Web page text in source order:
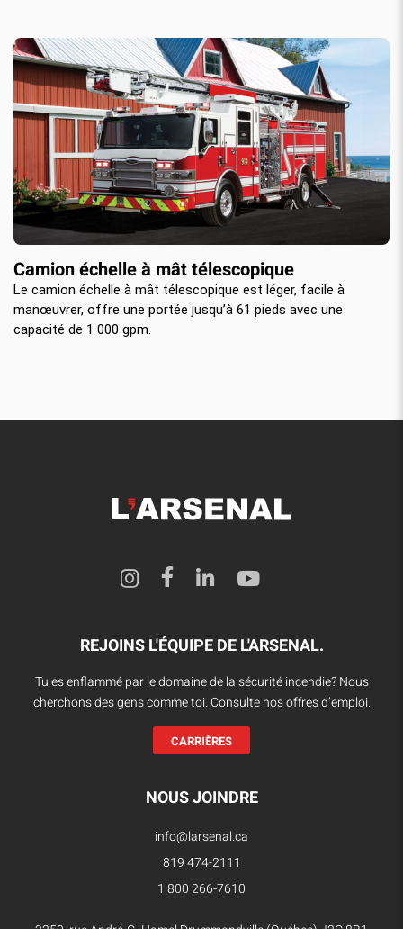
Camion échelle à mât télescopique
Le camion échelle à mât télescopique est léger, facile à
manœuvrer, offre une portée jusqu’à 61 pieds avec une
capacité de 1 000 gpm.
REJOINS L'ÉQUIPE DE L'ARSENAL.
Tu es enflammé par le domaine de la sécurité incendie? Nous
cherchons des gens comme toi. Consulte nos offres d’emploi.
CARRIÈRES
NOUS JOINDRE
info@larsenal.ca
819 474-2111
1 800 266-7610